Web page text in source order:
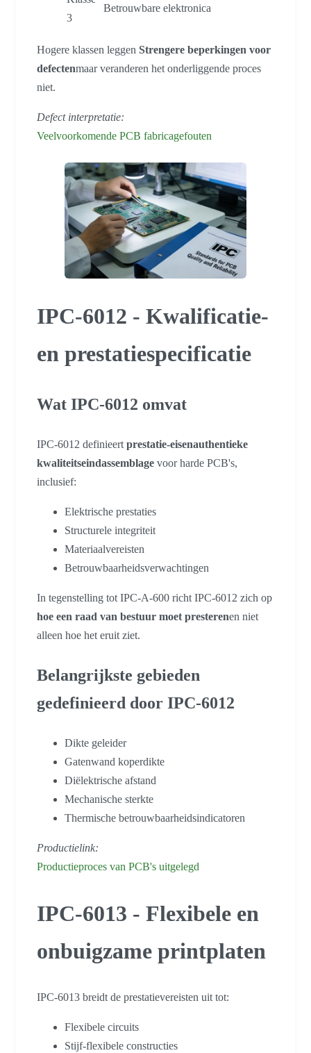
3
Betrouwbare elektronica
Hogere klassen leggen Strengere beperkingen voor
defectenmaar veranderen het onderliggende proces
niet.
Defect interpretatie:
Veelvoorkomende PCB fabricagefouten
IPC-6012 - Kwalificatie-
en prestatiespecificatie
Wat IPC-6012 omvat
IPC-6012 definieert prestatie-eisenauthentieke
kwaliteitseindassemblage voor harde PCB's,
inclusief:
Elektrische prestaties
Structurele integriteit
Materiaalvereisten
Betrouwbaarheidsverwachtingen
In tegenstelling tot IPC-A-600 richt IPC-6012 zich op
hoe een raad van bestuur moet presterenen niet
alleen hoe het eruit ziet.
Belangrijkste gebieden
gedefinieerd door IPC-6012
Dikte geleider
Gatenwand koperdikte
Diëlektrische afstand
Mechanische sterkte
Thermische betrouwbaarheidsindicatoren
Productielink:
Productieproces van PCB's uitgelegd
IPC-6013 - Flexibele en
onbuigzame printplaten
IPC-6013 breidt de prestatievereisten uit tot:
Flexibele circuits
Stijf-flexibele constructies